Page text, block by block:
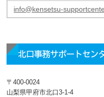
info@kensetsu-
北口事務サポートセン
〒400-0024
山梨県甲府市北口3-1-4